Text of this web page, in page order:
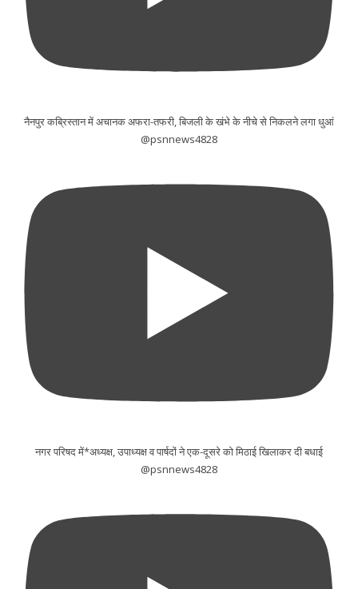
नैनपुर कब्रिस्तान में अचानक अफरा-तफरी, बिजली के खंभे के नीचे से निकलने लगा धुआं
@psnnews4828
नगर परिषद में*अध्यक्ष, उपाध्यक्ष व पार्षदों ने एक-दूसरे को मिठाई खिलाकर दी बधाई
@psnnews4828